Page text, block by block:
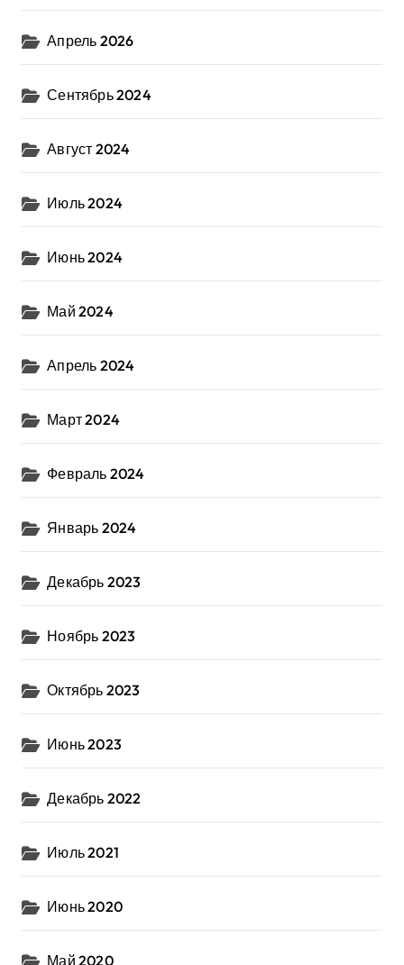
Апрель 2026
Сентябрь 2024
Август 2024
Июль 2024
Июнь 2024
Май 2024
Апрель 2024
Март 2024
Февраль 2024
Январь 2024
Декабрь 2023
Ноябрь 2023
Октябрь 2023
Июнь 2023
Декабрь 2022
Июль 2021
Июнь 2020
Май 2020